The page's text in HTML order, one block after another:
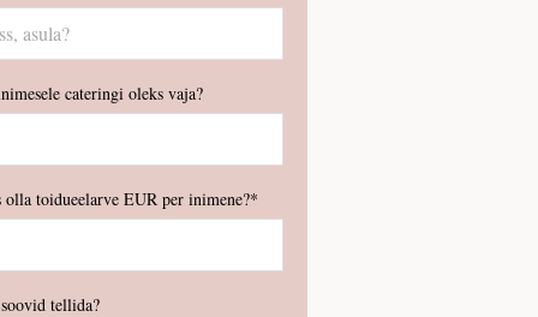
cateringi oleks vaja?
toidueelarve EUR per inimene?
tellida?